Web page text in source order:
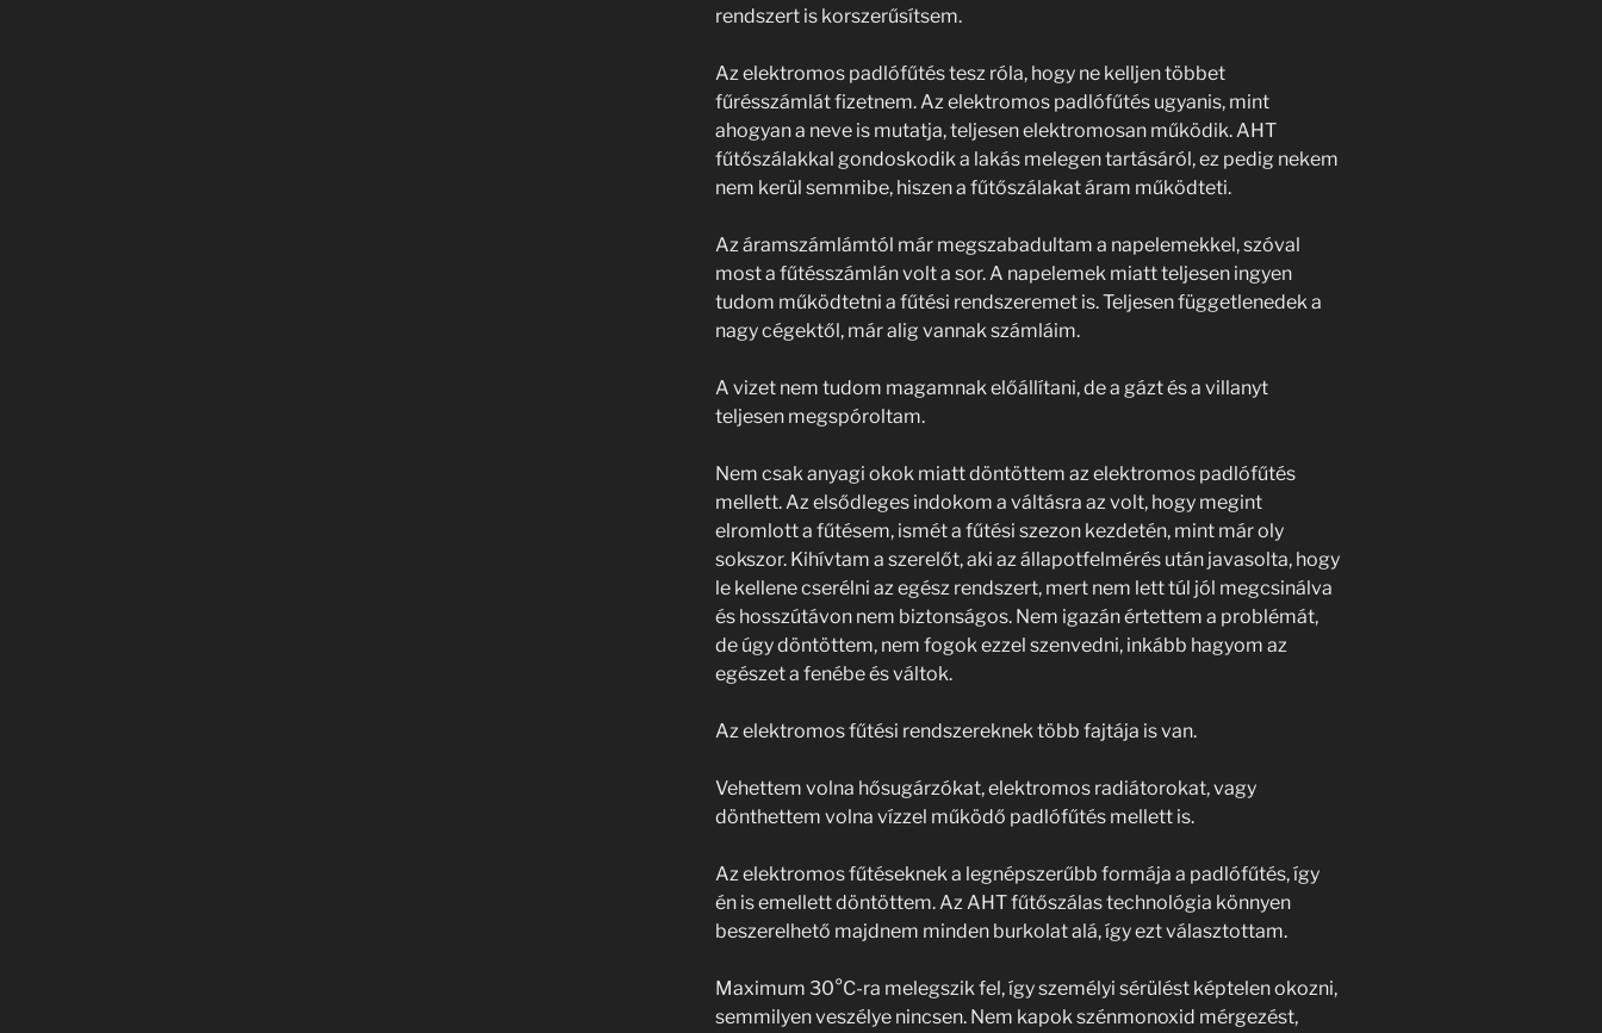
rendszert is korszerűsítsem.
Az elektromos padlófűtés tesz róla, hogy ne kelljen többet
fűrésszámlát fizetnem. Az elektromos padlófűtés ugyanis, mint
ahogyan a neve is mutatja, teljesen elektromosan működik. AHT
fűtőszálakkal gondoskodik a lakás melegen tartásáról, ez pedig nekem
nem kerül semmibe, hiszen a fűtőszálakat áram működteti.
Az áramszámlámtól már megszabadultam a napelemekkel, szóval
most a fűtésszámlán volt a sor. A napelemek miatt teljesen ingyen
tudom működtetni a fűtési rendszeremet is. Teljesen függetlenedek a
nagy cégektől, már alig vannak számláim.
A vizet nem tudom magamnak előállítani, de a gázt és a villanyt
teljesen megspóroltam.
Nem csak anyagi okok miatt döntöttem az elektromos padlófűtés
mellett. Az elsődleges indokom a váltásra az volt, hogy megint
elromlott a fűtésem, ismét a fűtési szezon kezdetén, mint már oly
sokszor. Kihívtam a szerelőt, aki az állapotfelmérés után javasolta, hogy
le kellene cserélni az egész rendszert, mert nem lett túl jól megcsinálva
és hosszútávon nem biztonságos. Nem igazán értettem a problémát,
de úgy döntöttem, nem fogok ezzel szenvedni, inkább hagyom az
egészet a fenébe és váltok.
Az elektromos fűtési rendszereknek több fajtája is van.
Vehettem volna hősugárzókat, elektromos radiátorokat, vagy
dönthettem volna vízzel működő padlófűtés mellett is.
Az elektromos fűtéseknek a legnépszerűbb formája a padlófűtés, így
én is emellett döntöttem. Az AHT fűtőszálas technológia könnyen
beszerelhető majdnem minden burkolat alá, így ezt választottam.
Maximum 30°C-ra melegszik fel, így személyi sérülést képtelen okozni,
semmilyen veszélye nincsen. Nem kapok szénmonoxid mérgezést,